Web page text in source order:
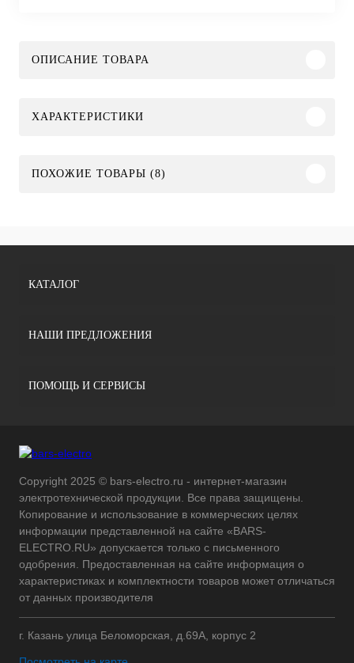
ОПИСАНИЕ ТОВАРА
ХАРАКТЕРИСТИКИ
ПОХОЖИЕ ТОВАРЫ (8)
КАТАЛОГ
НАШИ ПРЕДЛОЖЕНИЯ
ПОМОЩЬ И СЕРВИСЫ
Copyright 2025 © bars-electro.ru - интернет-магазин
электротехнической продукции. Все права защищены.
Копирование и использование в коммерческих целях
информации представленной на сайте «BARS-
ELECTRO.RU» допускается только с письменного
одобрения. Предоставленная на сайте информация о
характеристиках и комплектности товаров может отличаться
от данных производителя
г. Казань улица Беломорская, д.69А, корпус 2